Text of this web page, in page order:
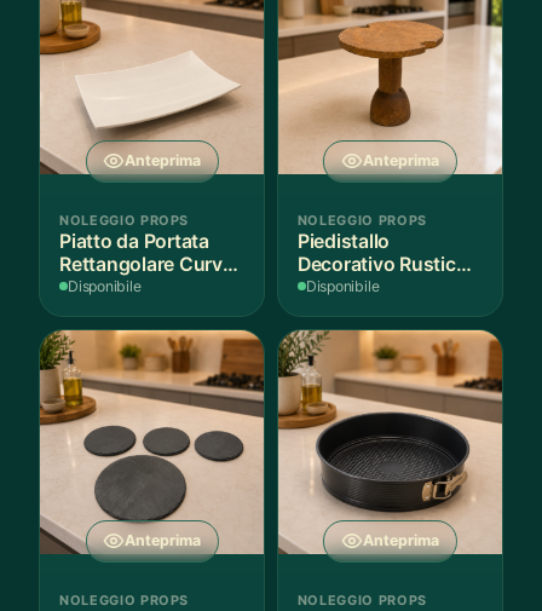
Anteprima
NOLEGGIO PROPS
Piatto da Portata
Rettangolare Curvo
Bianco
Disponibile
Anteprima
NOLEGGIO PROPS
Piedistallo
Decorativo Rustico
in Legno
Disponibile
Anteprima
NOLEGGIO PROPS
Anteprima
NOLEGGIO PROPS